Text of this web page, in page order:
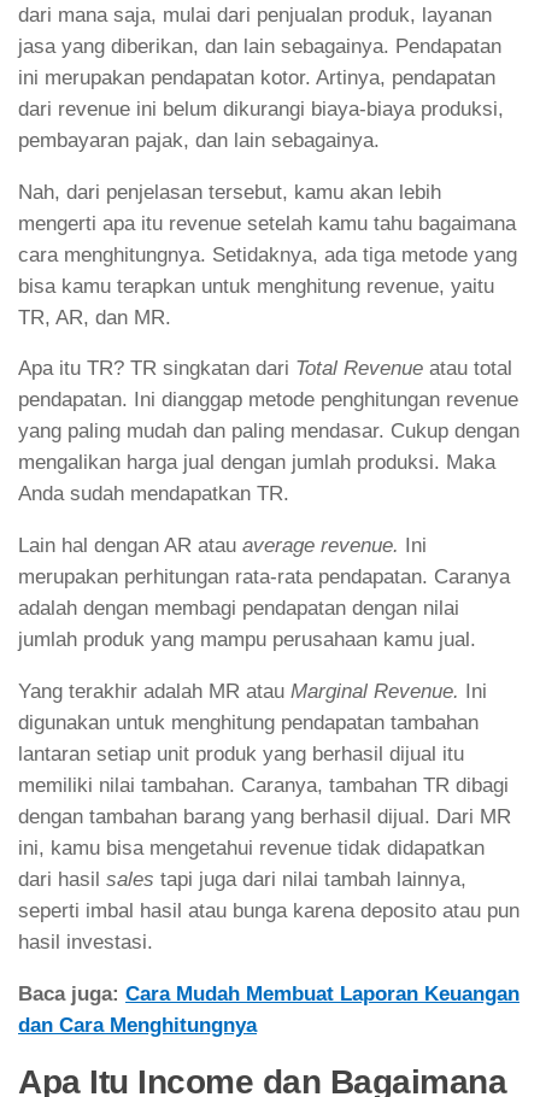
dari mana saja, mulai dari penjualan produk, layanan
jasa yang diberikan, dan lain sebagainya. Pendapatan
ini merupakan pendapatan kotor. Artinya, pendapatan
dari revenue ini belum dikurangi biaya-biaya produksi,
pembayaran pajak, dan lain sebagainya.
Nah, dari penjelasan tersebut, kamu akan lebih
mengerti apa itu revenue setelah kamu tahu bagaimana
cara menghitungnya. Setidaknya, ada tiga metode yang
bisa kamu terapkan untuk menghitung revenue, yaitu
TR, AR, dan MR.
Apa itu TR? TR singkatan dari Total Revenue atau total
pendapatan. Ini dianggap metode penghitungan revenue
yang paling mudah dan paling mendasar. Cukup dengan
mengalikan harga jual dengan jumlah produksi. Maka
Anda sudah mendapatkan TR.
Lain hal dengan AR atau average revenue. Ini
merupakan perhitungan rata-rata pendapatan. Caranya
adalah dengan membagi pendapatan dengan nilai
jumlah produk yang mampu perusahaan kamu jual.
Yang terakhir adalah MR atau Marginal Revenue. Ini
digunakan untuk menghitung pendapatan tambahan
lantaran setiap unit produk yang berhasil dijual itu
memiliki nilai tambahan. Caranya, tambahan TR dibagi
dengan tambahan barang yang berhasil dijual. Dari MR
ini, kamu bisa mengetahui revenue tidak didapatkan
dari hasil sales tapi juga dari nilai tambah lainnya,
seperti imbal hasil atau bunga karena deposito atau pun
hasil investasi.
Baca juga: Cara Mudah Membuat Laporan Keuangan
dan Cara Menghitungnya
Apa Itu Income dan Bagaimana